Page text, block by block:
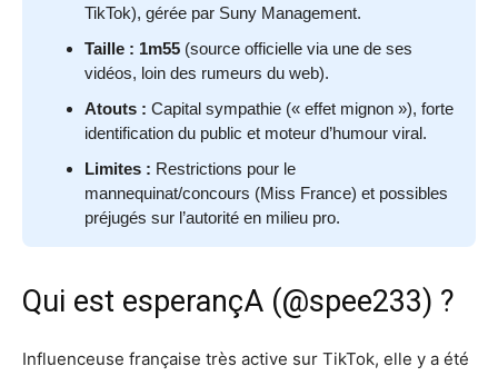
TikTok), gérée par Suny Management.
Taille : 1m55 (source officielle via une de ses
vidéos, loin des rumeurs du web).
Atouts : Capital sympathie (« effet mignon »), forte
identification du public et moteur d’humour viral.
Limites : Restrictions pour le
mannequinat/concours (Miss France) et possibles
préjugés sur l’autorité en milieu pro.
Qui est esperançA (@spee233) ?
Influenceuse française très active sur TikTok, elle y a été